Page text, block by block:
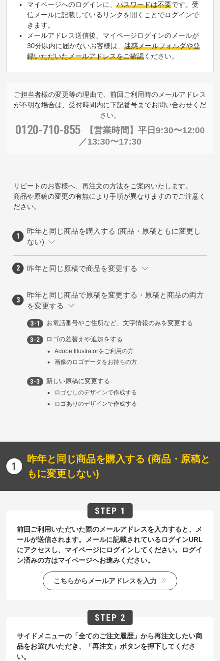
マイページへのログインに、パスワードは不要です。受
信メールに記載しているリンクを開くことでログインで
きます。
メールアドレス送信後、マイページログインのメールが
30分以内に届かないお客様は、迷惑メールフォルダや登
録いただいたメールアドレスをご確認ください。
ご担当者様の変更等の理由で、前回ご利用時のメールアドレス
が不明な場合は、受付時間内に下記番号までお問い合わせくだ
さい。
0120-710-855 【営業時間】 平日9:30〜12:00
／13:30〜17:30
リピートのお客様へ、再注文の方法をご案内いたします。
商品や原稿の変更の有無により手順が異なりますのでご注意く
ださい。
昨年と同じ商品を購入する (商品・原稿ともに変更し
ない)
昨年と同じ原稿で商品を変更する
昨年と同じ商品で原稿を変更する・原稿と商品の両方
を変更する
お電話番号やご住所など、文字情報のみを変更する
ロゴの差替えや追加をする
Adobe Illustratorをご利用の方
画像のロゴデータをお持ちの方
新しい原稿に変更する
ロゴなしのデザインで作成する
ロゴありのデザインで作成する
昨年と同じ商品を購入する (商品・原稿と
もに変更しない)
前回ご利用いただいた際のメールアドレスを入力すると、メ
ールが送信されます。メールに記載されているログインURL
にアクセスし、マイページにログインしてください。ログイ
ン済みの方はマイページへお進みください。
こちらからメールアドレスを入力
サイドメニューの「全てのご注文履歴」から再注文したい商
品をお選びいただき、「再注文」ボタンを押下してくださ
い。